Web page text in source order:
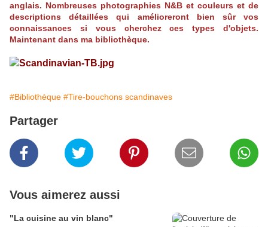
anglais. Nombreuses photographies N&B et couleurs et de
descriptions détaillées qui amélioreront bien sûr vos
connaissances si vous cherchez ces types d'objets.
Maintenant dans ma bibliothèque.
#Bibliothèque #Tire-bouchons scandinaves
Partager
Vous aimerez aussi
"La cuisine au vin blanc"